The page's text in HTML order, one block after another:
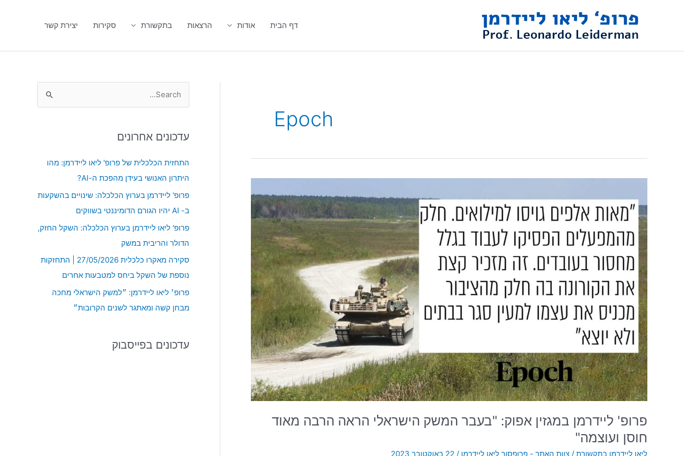
דף הבית אודות הרצאות בתקשורת סקירות יצירת קשר
Epoch
פרופ' ליידרמן במגזין אפוק: "בעבר המשק הישראלי הראה הרבה מאוד
חוסן ועוצמה"
ליאו ליידרמן בתקשורת / צוות האתר - פרופסור ליאו ליידרמן / 22 באוקטובר 2023
במגזין
אפוק:
"בעבר
המשק
הישראלי
הראה
הרבה
מאוד
חוסן
ועוצמה"
r
:
עדכונים אחרונים
התחזית הכלכלית של פרופ' ליאו ליידרמן: מהו
היתרון האנושי בעידן מהפכת ה-AI?
פרופ' ליידרמן בערוץ הכלכלה: שינויים בהשקעות
ב- AI יהיו הגורם הדומיננטי בשווקים
פרופ' ליאו ליידרמן בערוץ הכלכלה: השקל החזק,
הדולר והריבית במשק
סקירה מאקרו כלכלית 27/05/2026 | התחזקות
נוספת של השקל ביחס למטבעות אחרים
פרופ׳ ליאו ליידרמן: ״למשק הישראלי מחכה
מבחן קשה ומאתגר לשנים הקרובות״
עדכונים בפייסבוק